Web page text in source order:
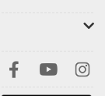
．鍾啟源